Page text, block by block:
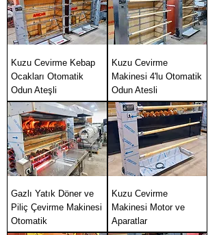
Kuzu Cevirme Kebap
Ocakları Otomatik
Odun Ateşli
Kuzu Cevirme
Makinesi 4'lu Otomatik
Odun Atesli
Gazlı Yatık Döner ve
Piliç Çevirme Makinesi
Otomatik
Kuzu Cevirme
Makinesi Motor ve
Aparatlar